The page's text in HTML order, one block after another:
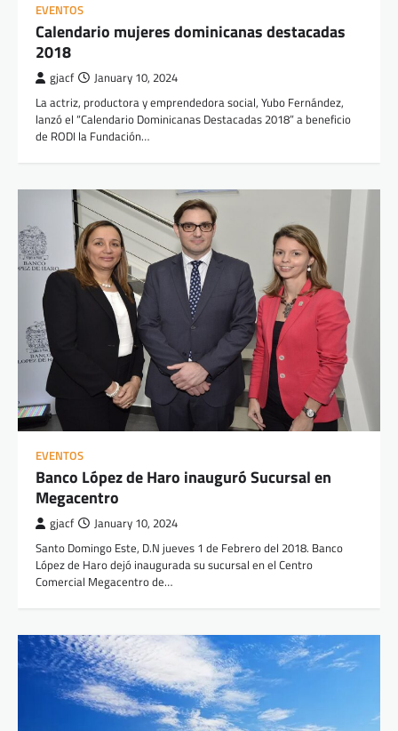
EVENTOS
Calendario mujeres dominicanas destacadas
2018
gjacf January 10, 2024
La actriz, productora y emprendedora social, Yubo Fernández,
lanzó el “Calendario Dominicanas Destacadas 2018” a beneficio
de RODI la Fundación…
EVENTOS
Banco López de Haro inauguró Sucursal en
Megacentro
gjacf January 10, 2024
Santo Domingo Este, D.N jueves 1 de Febrero del 2018. Banco
López de Haro dejó inaugurada su sucursal en el Centro
Comercial Megacentro de…